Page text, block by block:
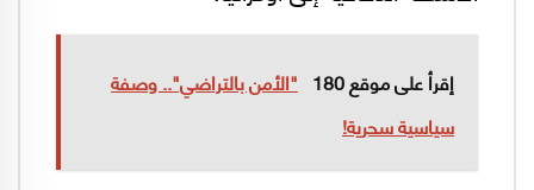
إقرأ على موقع 180
"الأمن بالتراضي".. وصفة
سياسية سحرية!